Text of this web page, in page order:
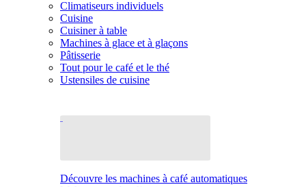
Climatiseurs individuels
Cuisine
Cuisiner à table
Machines à glace et à glaçons
Pâtisserie
Tout pour le café et le thé
Ustensiles de cuisine
Découvre les machines à café automatiques